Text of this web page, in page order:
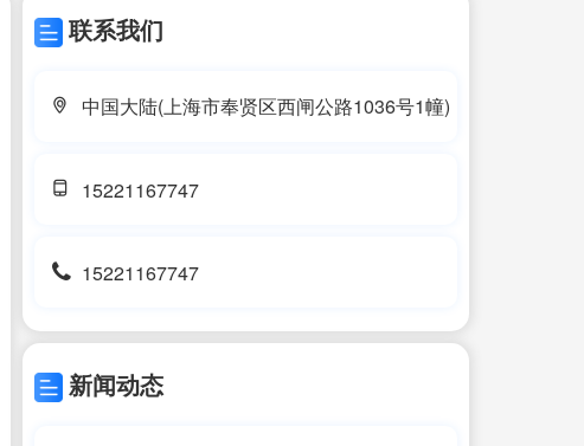
联系我们
中国大陆(上海市奉贤区西闸公路1036号1幢)
15221167747
15221167747
新闻动态